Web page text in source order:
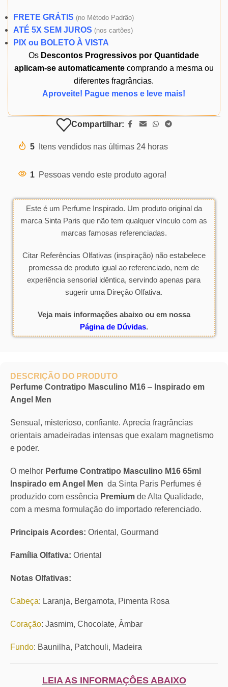
FRETE GRÁTIS (no Método Padrão)
ATÉ 5X SEM JUROS (nos cartões)
PIX ou BOLETO À VISTA
Os Descontos Progressivos por Quantidade
aplicam-se automaticamentecomprando a mesma ou
diferentes fragrâncias.
Aproveite! Pague menos e leve mais!
Compartilhar:
5 Itens vendidos nas últimas 24 horas
1 Pessoas vendo este produto agora!
Este é um Perfume Inspirado. Um produto original da
marca Sinta Paris que não tem qualquer vínculo com as
marcas famosas referenciadas.
Citar Referências Olfativas (inspiração) não estabelece
promessa de produto igual ao referenciado, nem de
experiência sensorial idêntica, servindo apenas para
sugerir uma Direção Olfativa.
Veja mais informações abaixo ou em nossa
Página de Dúvidas.
DESCRIÇÃO DO PRODUTO
Perfume Contratipo Masculino M16 – Inspirado em
Angel Men
Sensual, misterioso, confiante. Aprecia fragrâncias
orientais amadeiradas intensas que exalam magnetismo
e poder.
O melhor Perfume Contratipo Masculino M16 65ml
Inspirado em Angel Men da Sinta Paris Perfumes é
produzido com essência Premium de Alta Qualidade,
com a mesma formulação do importado referenciado.
Principais Acordes: Oriental, Gourmand
Família Olfativa: Oriental
Notas Olfativas:
Cabeça: Laranja, Bergamota, Pimenta Rosa
Coração: Jasmim, Chocolate, Âmbar
Fundo: Baunilha, Patchouli, Madeira
LEIA AS INFORMAÇÔES ABAIXO